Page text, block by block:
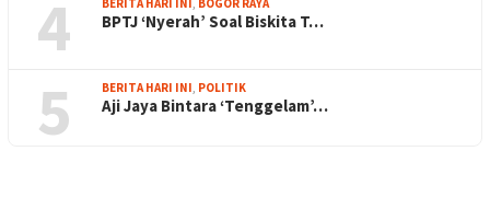
4 BERITA HARI INI, BOGOR RAYA
BPTJ ‘Nyerah’ Soal Biskita T…
5 BERITA HARI INI, POLITIK
Aji Jaya Bintara ‘Tenggelam’…